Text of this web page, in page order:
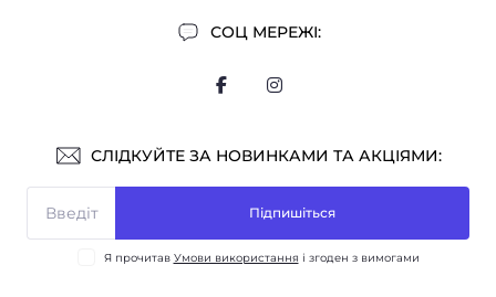
СОЦ МЕРЕЖІ:
СЛІДКУЙТЕ ЗА НОВИНКАМИ ТА АКЦІЯМИ:
Підпишіться
Я прочитав Умови використання і згоден з вимогами